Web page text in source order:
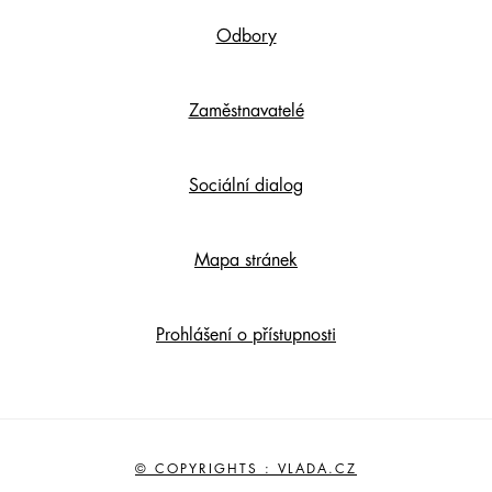
Odbory
Zaměstnavatelé
Sociální dialog
Mapa stránek
Prohlášení o přístupnosti
© COPYRIGHTS : VLADA.CZ